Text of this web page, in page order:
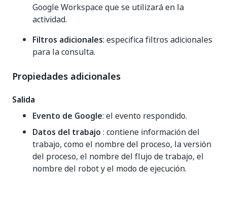
Google Workspace que se utilizará en la
actividad.
Filtros adicionales: especifica filtros adicionales
para la consulta.
Propiedades adicionales
Salida
Evento de Google: el evento respondido.
Datos del trabajo : contiene información del
trabajo, como el nombre del proceso, la versión
del proceso, el nombre del flujo de trabajo, el
nombre del robot y el modo de ejecución.